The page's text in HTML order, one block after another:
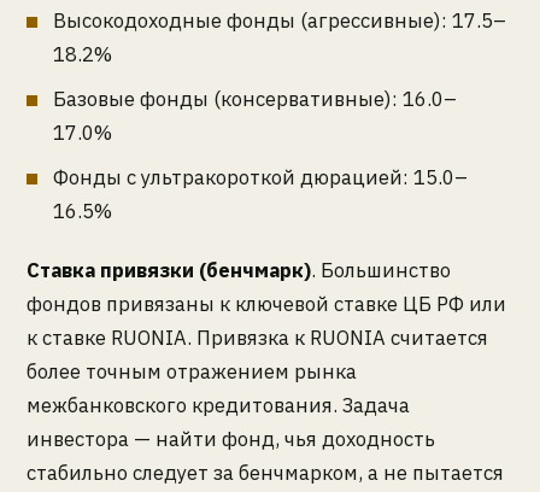
Высокодоходные фонды (агрессивные): 17.5–
18.2%
Базовые фонды (консервативные): 16.0–
17.0%
Фонды с ультракороткой дюрацией: 15.0–
16.5%
Ставка привязки (бенчмарк). Большинство
фондов привязаны к ключевой ставке ЦБ РФ или
к ставке RUONIA. Привязка к RUONIA считается
более точным отражением рынка
межбанковского кредитования. Задача
инвестора — найти фонд, чья доходность
стабильно следует за бенчмарком, а не пытается